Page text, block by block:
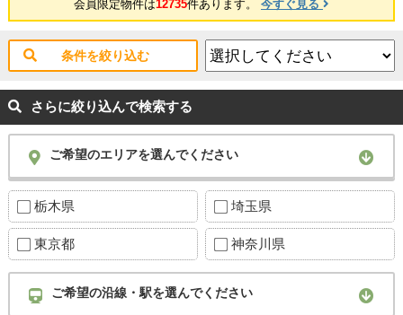
会員限定物件は12735件あります。 今すぐ見る
条件を絞り込む
さらに絞り込んで検索する
ご希望のエリアを選んでください
栃木県 埼玉県
東京都 神奈川県
ご希望の沿線・駅を選んでください